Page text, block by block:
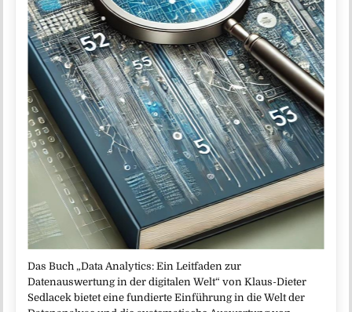
Das Buch „Data Analytics: Ein Leitfaden zur
Datenauswertung in der digitalen Welt“ von Klaus-Dieter
Sedlacek bietet eine fundierte Einführung in die Welt der